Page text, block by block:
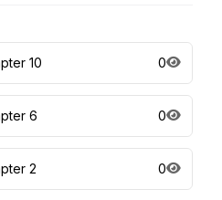
10 0
6 0
2 0